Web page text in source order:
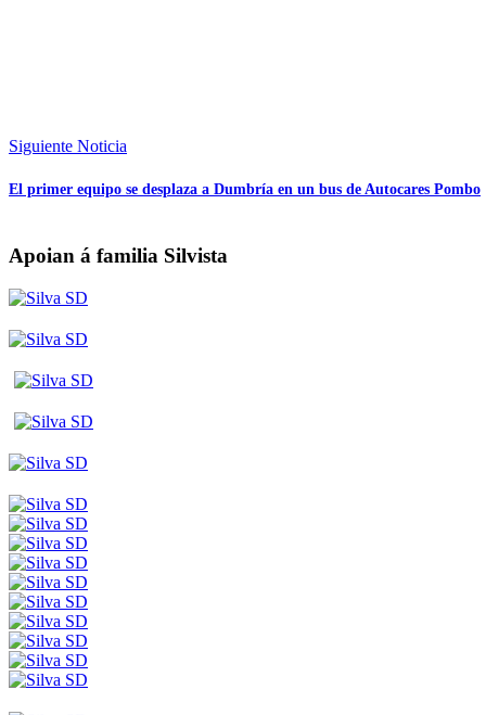
Siguiente Noticia
El primer equipo se desplaza a Dumbría en un bus de Autocares Pombo
Apoian á familia Silvista